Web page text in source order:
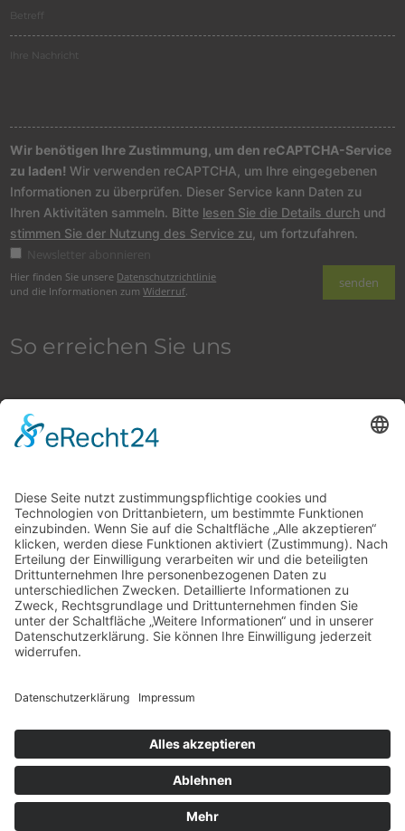
Wir benötigen Ihre Zustimmung, um den reCAPTCHA-Service
zu laden!Wir verwenden reCAPTCHA, um Ihre eingegebenen
Informationen zu überprüfen. Dieser Service kann Daten zu
Ihren Aktivitäten sammeln. Bitte lesen Sie die Details durch und
stimmen Sie der Nutzung des Service zu , um fortzufahren.
Newsletter abonnieren
Hier finden Sie unsere Datenschutzrichtlinie
und die Informationen zumWiderruf
So erreichen Sie uns
Leonharderstr. 24 | 39042 Brixen/St. Andrä
© trend media – MwSt.-Nr. 03278460211 Impressum
Datenschutz AGB